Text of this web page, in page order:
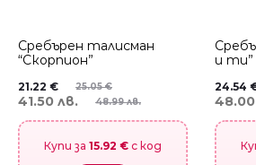
Сребърен талисман
“Скорпион”
25.05€
21.22 €
48.99 лв.
41.50 лв.
Купи за 15.92 € с код
и ти”
24.54